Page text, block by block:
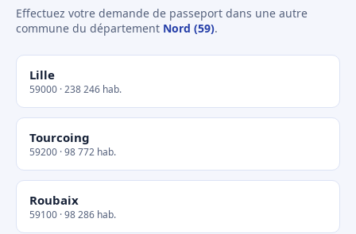
Effectuez votre demande de passeport dans une autre
commune du département Nord (59).
Lille
59000 · 238 246 hab.
Tourcoing
59200 · 98 772 hab.
Roubaix
59100 · 98 286 hab.